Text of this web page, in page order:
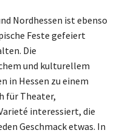
Nordhessen ist ebenso
Feste gefeiert
Die
und kulturellem
in Hessen zu einem
für Theater,
interessiert, die
Geschmack etwas. In